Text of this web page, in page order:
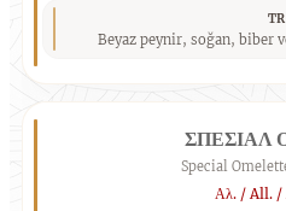
TR
Beyaz peynir, soğan, biber
ΣΠΕΣΙΑΛ
Special
Αλ. / All. /